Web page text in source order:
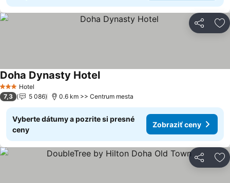
Zdieľať
3 Počet hviezdičiek
Hotel
Doha Dynasty Hotel
7,3 5 086 0.6 km >> Centrum mesta
Vyberte dátumy a pozrite si presné
ceny
Zobraziť ceny
Zdieľať